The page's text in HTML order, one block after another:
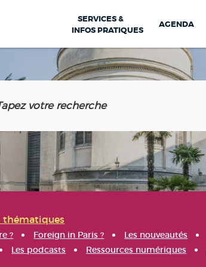
SERVICES &
INFOS PRATIQUES
AGENDA
thématiques
? Foreign in Paris ? Les nouveautés
Les podcasts Ressources numériques